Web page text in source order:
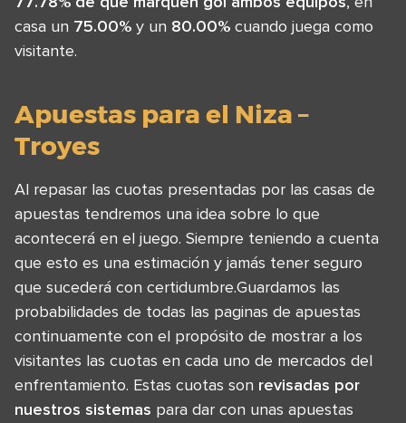
casa un 75.00% y un 80.00% cuando juega como
visitante.
Apuestas para el Niza –
Troyes
Al repasar las cuotas presentadas por las casas de
apuestas tendremos una idea sobre lo que
acontecerá en el juego. Siempre teniendo a cuenta
que esto es una estimación y jamás tener seguro
que sucederá con certidumbre.Guardamos las
probabilidades de todas las paginas de apuestas
continuamente con el propósito de mostrar a los
visitantes las cuotas en cada uno de mercados del
enfrentamiento. Estas cuotas son revisadas por
nuestros sistemas para dar con unas apuestas